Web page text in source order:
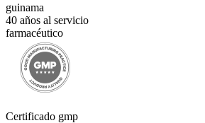
guinama
40 años al servicio
farmacéutico
Certificado gmp